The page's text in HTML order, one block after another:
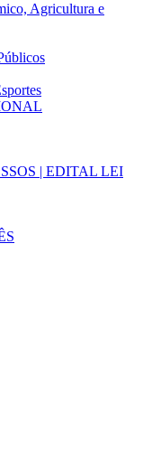
Agricultura e
| EDITAL LEI